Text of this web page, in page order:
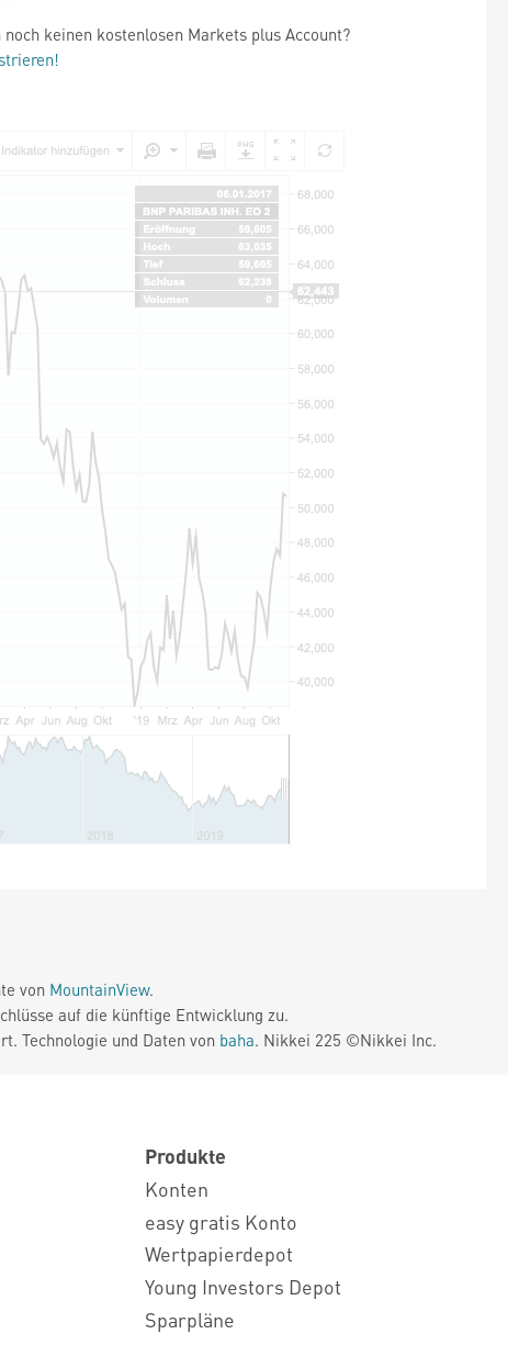
noch keinen kostenlosen Markets plus Account?
von MountainView.
auf die künftige Entwicklung zu.
Technologie und Daten von baha. Nikkei 225 ©Nikkei Inc.
Produkte
Konten
easy gratis Konto
Wertpapierdepot
Young Investors Depot
Sparpläne